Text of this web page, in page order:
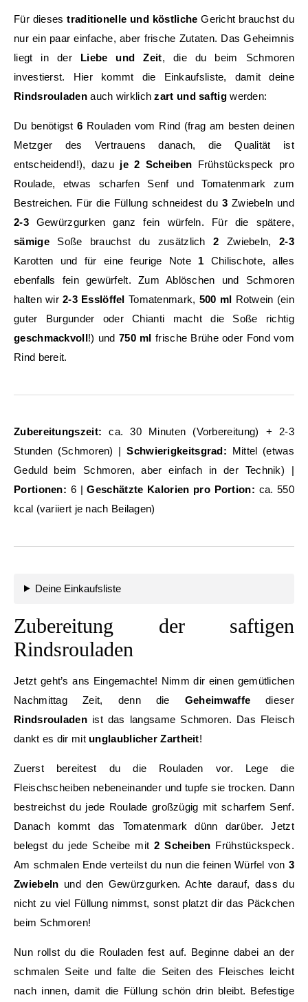
Für diesestraditionelle und köstliche Gericht brauchst du
nur ein paar einfache, aber frische Zutaten. Das Geheimnis
liegt in der Liebe und Zeit, die du beim Schmoren
investierst. Hier kommt die Einkaufsliste, damit deine
Rindsrouladenauch wirklichzart und saftigwerden:
Du benötigst6 Rouladen vom Rind (frag am besten deinen
Metzger des Vertrauens danach, die Qualität ist
entscheidend!), dazu je 2 Scheiben Frühstückspeck pro
Roulade, etwas scharfen Senf und Tomatenmark zum
Bestreichen. Für die Füllung schneidest du 3 Zwiebeln und
2-3Gewürzgurken ganz fein würfeln. Für die spätere,
sämigeSoße brauchst du zusätzlich2 Zwiebeln,2-3
Karotten und für eine feurige Note 1 Chilischote, alles
ebenfalls fein gewürfelt. Zum Ablöschen und Schmoren
halten wir2-3 Esslöffel Tomatenmark, 500 ml Rotwein (ein
guter Burgunder oder Chianti macht die Soße richtig
geschmackvoll!) und 750 ml frische Brühe oder Fond vom
Rind bereit.
Zubereitungszeit: ca. 30 Minuten (Vorbereitung) + 2-3
Stunden (Schmoren) |Schwierigkeitsgrad: Mittel (etwas
Geduld beim Schmoren, aber einfach in der Technik) |
Portionen: 6 |Geschätzte Kalorien pro Portion: ca. 550
kcal (variiert je nach Beilagen)
Deine Einkaufsliste
Zubereitung der saftigen
Rindsrouladen
Jetzt geht’s ans Eingemachte! Nimm dir einen gemütlichen
Nachmittag Zeit, denn die Geheimwaffe dieser
Rindsrouladenist das langsame Schmoren. Das Fleisch
dankt es dir mit unglaublicher Zartheit!
Zuerst bereitest du die Rouladen vor. Lege die
Fleischscheiben nebeneinander und tupfe sie trocken. Dann
bestreichst du jede Roulade großzügig mit scharfem Senf.
Danach kommt das Tomatenmark dünn darüber. Jetzt
belegst du jede Scheibe mit2 Scheiben Frühstückspeck.
Am schmalen Ende verteilst du nun die feinen Würfel von 3
Zwiebeln und den Gewürzgurken. Achte darauf, dass du
nicht zu viel Füllung nimmst, sonst platzt dir das Päckchen
beim Schmoren!
Nun rollst du die Rouladen fest auf. Beginne dabei an der
schmalen Seite und falte die Seiten des Fleisches leicht
nach innen, damit die Füllung schön drin bleibt. Befestige